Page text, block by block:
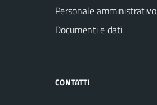
Personale amministrativo
Documenti e dati
CONTATTI